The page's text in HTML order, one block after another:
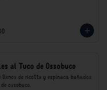
al Tuco de Ossobuco
llenos de ricotta y espinaca bañados
ossobuco.